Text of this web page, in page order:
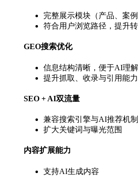
完整展示模块（产品、案例
符合用户浏览路径，提升
GEO搜索优化
信息结构清晰，便于AI理解
提升抓取、收录与引用能力
SEO + AI双流量
兼容搜索引擎与AI推荐机制
扩大关键词与曝光范围
内容扩展能力
支持AI生成内容